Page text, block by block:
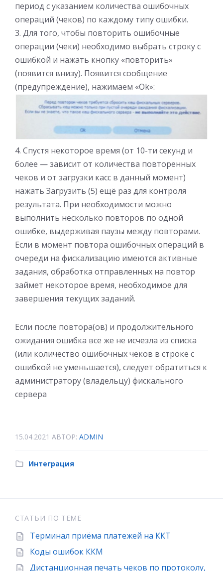
период с указанием количества ошибочных
операций (чеков) по каждому типу ошибки.
3. Для того, чтобы повторить ошибочные
операции (чеки) необходимо выбрать строку с
ошибкой и нажать кнопку «повторить»
(появится внизу). Появится сообщение
(предупреждение), нажимаем «Ok»:
4. Спустя некоторое время (от 10-ти секунд и
более — зависит от количества повторенных
чеков и от загрузки касс в данный момент)
нажать Загрузить (5) ещё раз для контроля
результата. При необходимости можно
выполнить несколько повторов по одной
ошибке, выдерживая паузы между повторами.
Если в момент повтора ошибочных операций в
очереди на фискализацию имеются активные
задания, обработка отправленных на повтор
займет некоторое время, необходимое для
завершения текущих заданий.
Если после повтора(ов) и продолжительного
ожидания ошибка все же не исчезла из списка
(или количество ошибочных чеков в строке с
ошибкой не уменьшается), следует обратиться к
администратору (владельцу) фискального
сервера
15.04.2021 АВТОР: ADMIN
Интеграция
СТАТЬИ ПО ТЕМЕ
Терминал приёма платежей на ККТ
Коды ошибок ККМ
Дистанционная печать чеков по протоколу,